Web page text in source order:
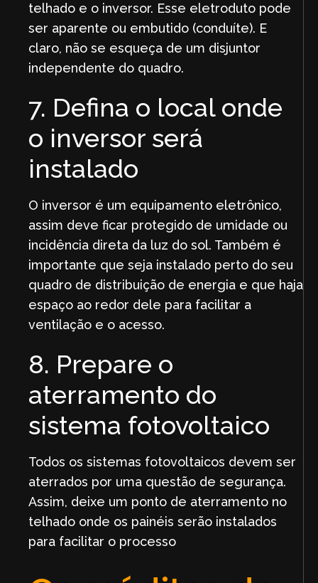
telhado e o inversor. Esse eletroduto pode
ser aparente ou embutido (conduíte). E
claro, não se esqueça de um disjuntor
independente do quadro.
7. Defina o local onde
o inversor será
instalado
O inversor é um equipamento eletrônico,
assim deve ficar protegido de umidade ou
incidência direta da luz do sol. Também é
importante que seja instalado perto do seu
quadro de distribuição de energia e que haja
espaço ao redor dele para facilitar a
ventilação e o acesso.
8. Prepare o
aterramento do
sistema fotovoltaico
Todos os sistemas fotovoltaicos devem ser
aterrados por uma questão de segurança.
Assim, deixe um ponto de aterramento no
telhado onde os painéis serão instalados
para facilitar o processo